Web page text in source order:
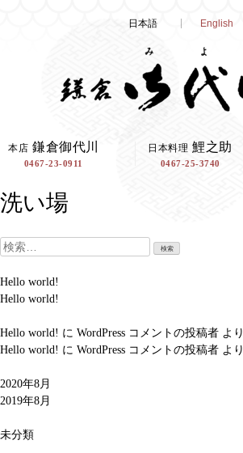
English
日本語
本店 鎌倉御代川
0467-23-0911
日本料理 鯉之助
0467-25-3740
洗い場
検
Hello world!
Hello world!
Hello world! に WordPress コメントの投稿者 より
Hello world! に WordPress コメントの投稿者 より
2020年8月
2019年8月
未分類